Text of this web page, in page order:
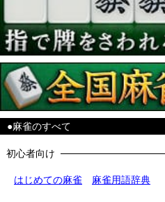
●麻雀のすべて
初心者向け
はじめての麻雀 麻雀用語辞典